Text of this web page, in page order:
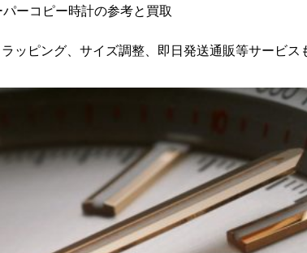
ーコピー時計の参考と買取
ッピング、サイズ調整、即日発送通販等サービス